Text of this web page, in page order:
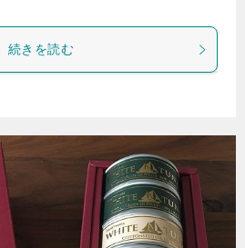
続きを読む